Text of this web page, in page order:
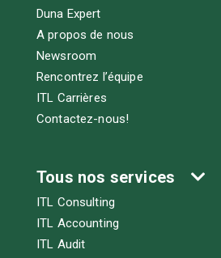
Duna Expert
A propos de nous
Newsroom
Rencontrez l’équipe
ITL Carrières
Contactez-nous!
Tous nos services
ITL Consulting
ITL Accounting
ITL Audit